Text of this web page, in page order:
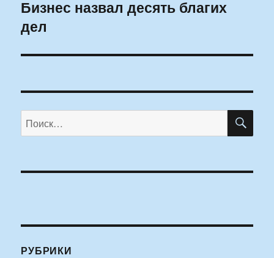
Следующая
запись:
Бизнес назвал десять благих
дел
Искать:
РУБРИКИ